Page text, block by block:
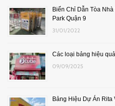
Biển Chỉ Dẫn Tòa
Park Quận 9
31/01/2022
Các loại bảng hiệu
09/09/2025
Bảng Hiệu Dự Án Rita